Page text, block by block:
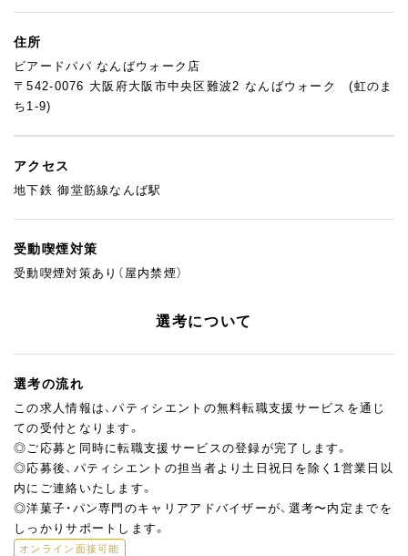
住所
ビアードパパ なんばウォーク店
〒542-0076 大阪府大阪市中央区難波2 なんばウォーク (虹のま
ち1-9)
アクセス
地下鉄 御堂筋線なんば駅
受動喫煙対策
受動喫煙対策あり（屋内禁煙）
選考について
選考の流れ
この求人情報は、パティシエントの無料転職支援サービスを通じ
ての受付となります。
◎ご応募と同時に転職支援サービスの登録が完了します。
◎応募後、パティシエントの担当者より土日祝日を除く1営業日以
内にご連絡いたします。
◎洋菓子・パン専門のキャリアアドバイザーが、選考〜内定までを
しっかりサポートします。
オンライン面接可能